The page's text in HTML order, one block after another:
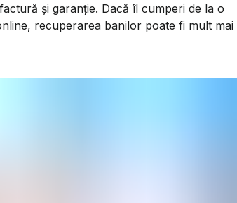
și garanție. Dacă îl cumperi de la o
recuperarea banilor poate fi mult mai